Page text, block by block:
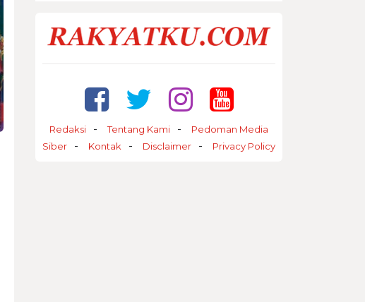
Redaksi Tentang Kami
Pedoman Media
Siber
Kontak Disclaimer Privacy Policy